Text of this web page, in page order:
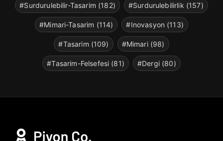
#Surdurulebilir-Tasarim (182) #Surdurulebilirlik (157)
#Mimari-Tasarim (114) #Inovasyon (113)
#Tasarim (109) #Mimari (98)
#Tasarim-Felsefesi (81) #Dergi (80)